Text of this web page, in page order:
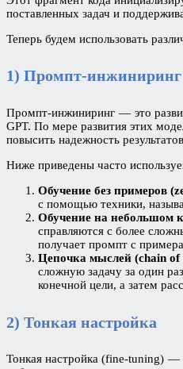
поставленных задач и
Теперь будем использовать
1) Промпт-инжиниринг
Промпт-инжиниринг — это
GPT. По мере развития этих
повысить надежность
Ниже приведены часто
Обучение без примеров
с помощью техники,
Обучение на небольшом
справляются с более
получает промпт с
Цепочка мыслей (chain of
сложную задачу за один
конечной цели, а затем
2) Тонкая настройка
Тонкая настройка (fine-tuning) —